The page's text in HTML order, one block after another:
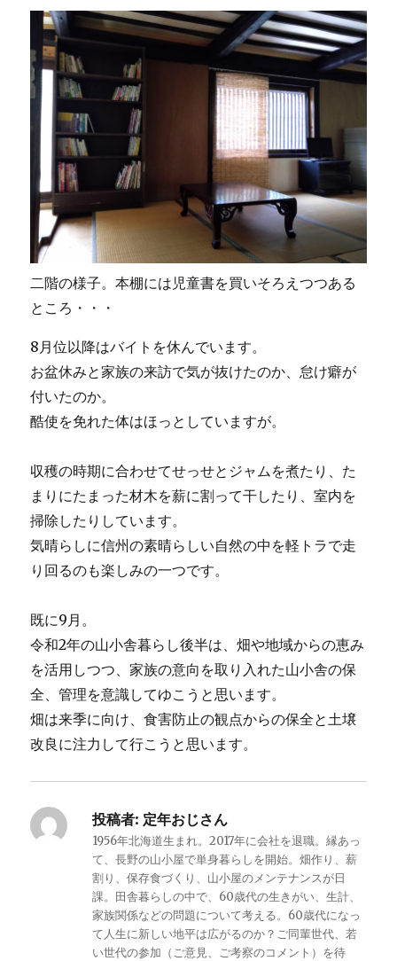
二階の様子。本棚には児童書を買いそろえつつある
ところ・・・
8月位以降はバイトを休んでいます。
お盆休みと家族の来訪で気が抜けたのか、怠け癖が
付いたのか。
酷使を免れた体はほっとしていますが。
収穫の時期に合わせてせっせとジャムを煮たり、た
まりにたまった材木を薪に割って干したり、室内を
掃除したりしています。
気晴らしに信州の素晴らしい自然の中を軽トラで走
り回るのも楽しみの一つです。
既に9月。
令和2年の山小舎暮らし後半は、畑や地域からの恵み
を活用しつつ、家族の意向を取り入れた山小舎の保
全、管理を意識してゆこうと思います。
畑は来季に向け、食害防止の観点からの保全と土壌
改良に注力して行こうと思います。
投稿者: 定年おじさん
1956年北海道生まれ。2017年に会社を退職。縁あっ
て、長野の山小屋で単身暮らしを開始。畑作り、薪
割り、保存食づくり、山小屋のメンテナンスが日
課。田舎暮らしの中で、60歳代の生きがい、生計、
家族関係などの問題について考える。60歳代になっ
て人生に新しい地平は広がるのか？ご同輩世代、若
い世代の参加（ご意見、ご考察のコメント）を待